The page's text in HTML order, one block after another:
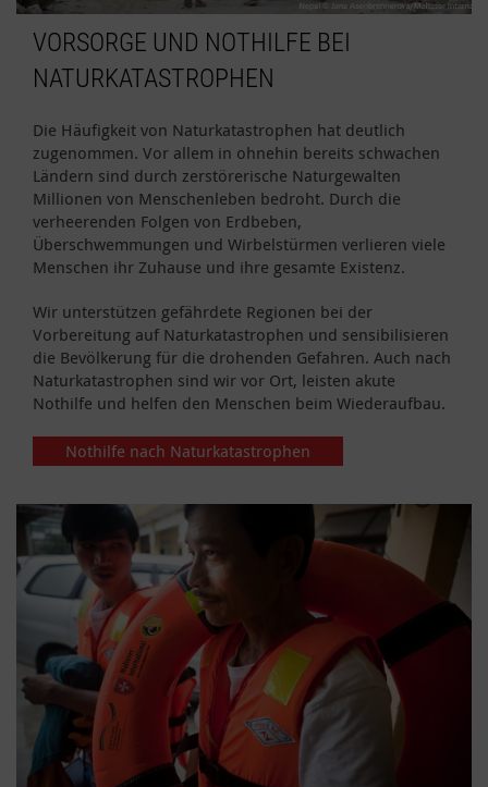
VORSORGE UND NOTHILFE BEI
NATURKATASTROPHEN
Die Häufigkeit von Naturkatastrophen hat deutlich
zugenommen. Vor allem in ohnehin bereits schwachen
Ländern sind durch zerstörerische Naturgewalten
Millionen von Menschenleben bedroht. Durch die
verheerenden Folgen von Erdbeben,
Überschwemmungen und Wirbelstürmen verlieren viele
Menschen ihr Zuhause und ihre gesamte Existenz.
Wir unterstützen gefährdete Regionen bei der
Vorbereitung auf Naturkatastrophen und sensibilisieren
die Bevölkerung für die drohenden Gefahren. Auch nach
Naturkatastrophen sind wir vor Ort, leisten akute
Nothilfe und helfen den Menschen beim Wiederaufbau.
Nothilfe nach Naturkatastrophen